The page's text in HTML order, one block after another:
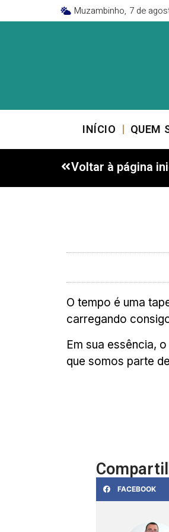
Muzambinho, 7 de
INÍCIO QUEM
Voltar à página
O tempo é uma
carregando
Em sua essência,
que somos parte
FACEBOOK